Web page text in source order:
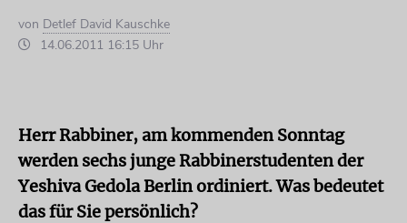
von Detlef David Kauschke
14.06.2011 16:15 Uhr
Herr Rabbiner, am kommenden Sonntag
werden sechs junge Rabbinerstudenten der
Yeshiva Gedola Berlin ordiniert. Was bedeutet
das für Sie persönlich?